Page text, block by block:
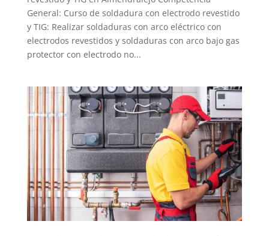
General: Curso de soldadura con electrodo revestido
y TIG: Realizar soldaduras con arco eléctrico con
electrodos revestidos y soldaduras con arco bajo gas
protector con electrodo no...